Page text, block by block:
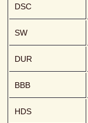
DSC
SW
DUR
BBB
HDS